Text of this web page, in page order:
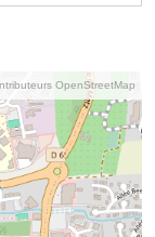
OpenStreetMap